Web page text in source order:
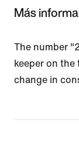
Más
The number
keeper on the
change in